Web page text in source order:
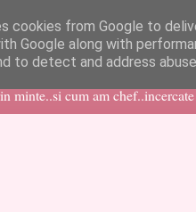
minte..si cum am
cookies from Google to
Google along with
to detect and address